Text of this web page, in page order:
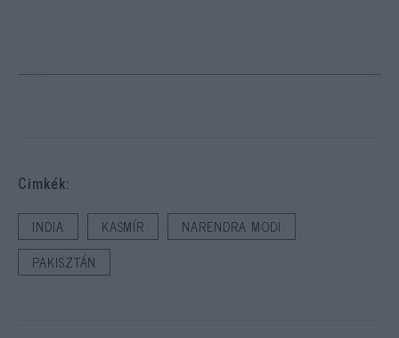
Cimkék:
INDIA KASMÍR
NARENDRA MODI
PAKISZTÁN